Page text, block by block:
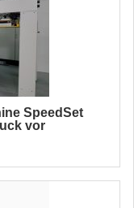
SpeedSet
vor